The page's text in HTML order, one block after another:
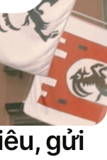
gửi